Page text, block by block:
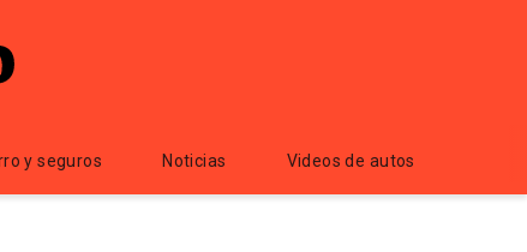
y seguros Noticias Videos de autos